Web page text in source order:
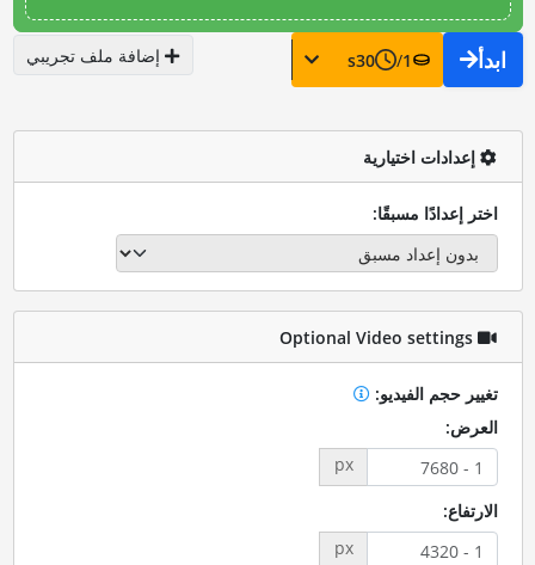
ابدأ 1
/
30
s إضافة ملف تجريبي
إعدادات اختيارية
اختر إعدادًا مسبقًا:
Optional Video settings
تغيير حجم الفيديو:
العرض:
px
الارتفاع:
px